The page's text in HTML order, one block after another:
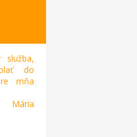
služba,
do
mňa
Mária